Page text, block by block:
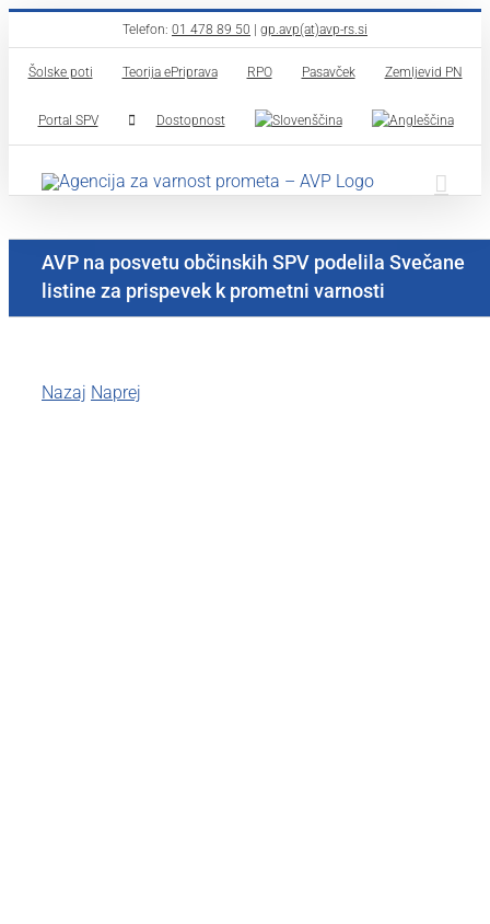
to
content
Telefon: 01 478 89 50 gp.avp(at)avp-rs.si
Šolske poti Teorija ePriprava RPO Pasavček Zemljevid PN
Portal SPV Dostopnost
AVP na posvetu občinskih SPV podelila Svečane
listine za prispevek k prometni varnosti
Nazaj Naprej